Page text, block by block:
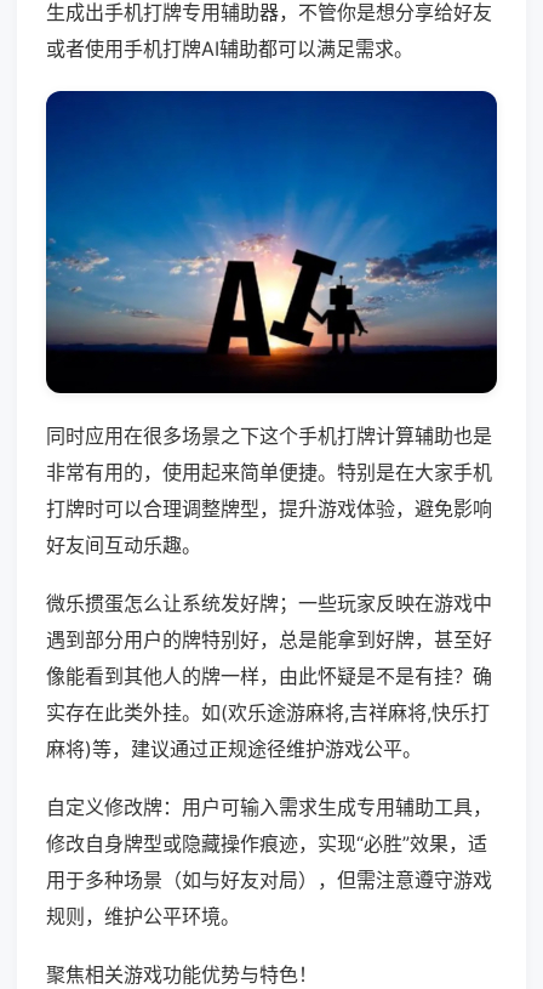
生成出手机打牌专用辅助器，不管你是想分享给好友
或者使用手机打牌AI辅助都可以满足需求。
同时应用在很多场景之下这个手机打牌计算辅助也是
非常有用的，使用起来简单便捷。特别是在大家手机
打牌时可以合理调整牌型，提升游戏体验，避免影响
好友间互动乐趣。
微乐掼蛋怎么让系统发好牌；一些玩家反映在游戏中
遇到部分用户的牌特别好，总是能拿到好牌，甚至好
像能看到其他人的牌一样，由此怀疑是不是有挂？确
实存在此类外挂。如(欢乐途游麻将,吉祥麻将,快乐打
麻将)等，建议通过正规途径维护游戏公平。
自定义修改牌：用户可输入需求生成专用辅助工具，
修改自身牌型或隐藏操作痕迹，实现“必胜”效果，适
用于多种场景（如与好友对局），但需注意遵守游戏
规则，维护公平环境。
聚焦相关游戏功能优势与特色！